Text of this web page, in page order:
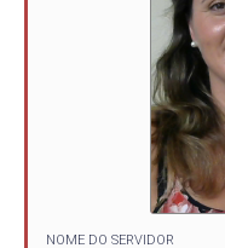
NOME DO SERVIDOR